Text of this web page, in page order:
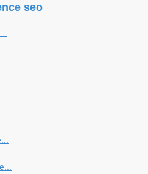
seo